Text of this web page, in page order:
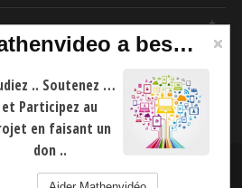
-CGU-Mentions Légales
Mathenvideo a besoin de vous
.. Soutenez …
et Participez au
en faisant un
don ..